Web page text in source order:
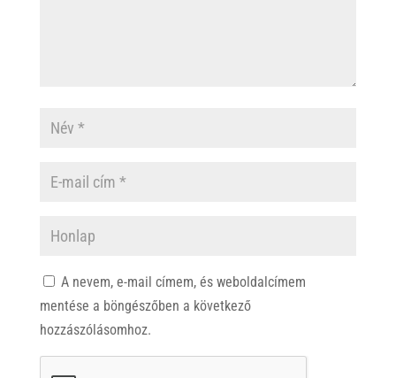
A nevem, e-mail címem, és weboldalcímem
mentése a böngészőben a következő
hozzászólásomhoz.